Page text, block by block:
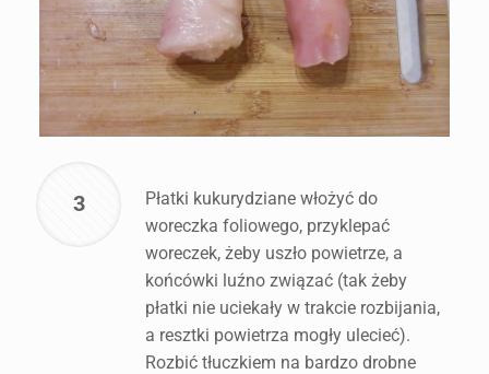
3
Płatki kukurydziane włożyć do
woreczka foliowego, przyklepać
woreczek, żeby uszło powietrze, a
końcówki luźno związać (tak żeby
płatki nie uciekały w trakcie rozbijania,
a resztki powietrza mogły ulecieć).
Rozbić tłuczkiem na bardzo drobne